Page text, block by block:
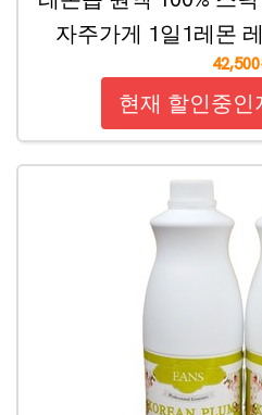
자주가게 1일1레몬
현재 할인중인